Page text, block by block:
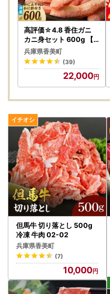
寄附者様のご都合により返礼
場合は再送いたしかねますの
きますようお願いいたします。
※クール便の保管期間は3日
また、返礼品のお届け先変
合わせ先までご連絡いただき
なお、返礼品の発送準備中の
ご了承ください。
▼お届け後
返礼品のお受け取り後はす
き、万が一不具合等がござい
いますがお問い合わせ先まで
ますようお願いいたします。
なお、お受け取りからお日に
ましては対応いたしかねる場
ご了承ください。
■書類について■
寄附金受領証明書・ワンスト
方のみ)につきましては、ご寄
間以内に返礼品とは別に郵送
ただし、ご寄附お申込み多数
高評価☆4.8 香住ガニ
カニ身セット 600g 【
令和8年9月中旬以降発
送予定】 かに カニ むき
身 19-07
兵庫県香美町
(39)
22,000
但馬牛 切り落とし 500g
冷凍 牛肉 02-02
兵庫県香美町
(7)
10,000